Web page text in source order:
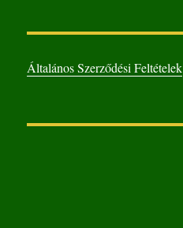
Általános Szerződési Feltételek